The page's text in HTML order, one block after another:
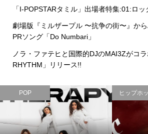
「I-POPSTARタミル」出場者特集:01:ロ
劇場版『ミルザープル 〜抗争の街〜』か
PRソング「Do Numbari」
ノラ・ファテヒと国際的DJのMAI3Zがコ
RHYTHM」リリース!!
POP ヒップホ